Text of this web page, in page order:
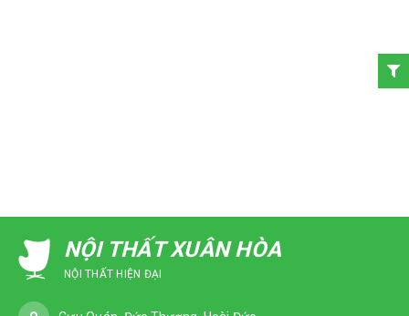
NỘI THẤT XUÂN HÒA
NỘI THẤT HIỆN ĐẠI